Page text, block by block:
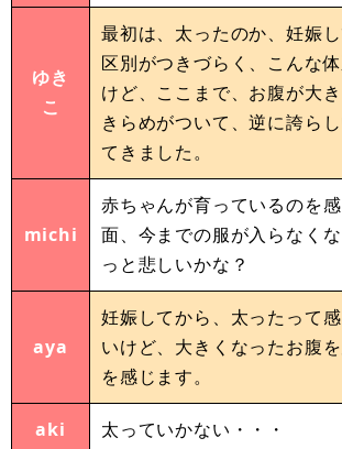
ゆき
こ
最初は、太ったのか、妊娠し
区別がつきづらく、こんな
けど、ここまで、お腹が大
きらめがついて、逆に誇ら
てきました。
michi
赤ちゃんが育っているのを
面、今までの服が入らなく
っと悲しいかな？
aya
妊娠してから、太ったって
いけど、大きくなったお腹
を感じます。
aki 太っていかない・・・